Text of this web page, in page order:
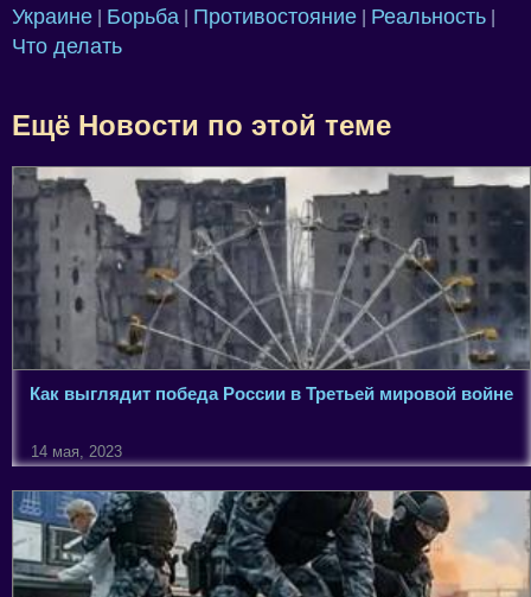
Украине
Борьба Противостояние Реальность
Что делать
Ещё Новости по этой теме
Как выглядит победа России в Третьей мировой войне
14 мая, 2023